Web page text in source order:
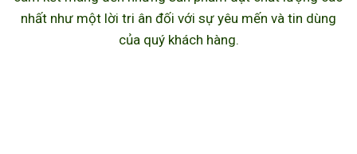
nhất như một lời tri ân đối với sự yêu mến và tin dùng
của quý khách hàng.